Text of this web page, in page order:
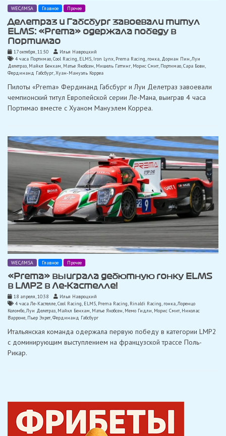
WEC/IMSA Главное Прочее
Делетраз и Габсбург завоевали титул
ELMS: «Prema» одержала победу в
Портимао
17 октября, 11:50
Илья Навроцкий
4 часа Портимао,Cool Racing, ELMS, Iron Lynx, Prema Racing, гонка, Дориан Пин,Луи
Делетраз, Майкл Бенхам, Матье Якобсен, Мишель Гаттинг, Морис Смит, Портимао,Сара Бови
Фердинанд Габсбург,Хуан-Мануэль Корреа
Пилоты «Prema» Фердинанд Габсбург и Луи Делетраз завоевали
чемпионский титул Европейской серии Ле-Мана, выиграв 4 часа
Портимао вместе с Хуаном Мануэлем Корреа.
WEC/IMSA Главное Прочее
«Prema» выиграла дебютную гонку ELMS
в LMP2 в Ле-Кастелле!
18 апреля, 10:38
Илья Навроцкий
4 часа Ле-Кастелле,Cool Racing, ELMS, Prema Racing, Rinaldi Racing, гонка,Лоренцо
Коломбо,Луи Делетраз, Майкл Бенхам, Матье Якобсен, Мемо Гидли, Морис Смит, Николас
Варроне, Пьер Эхрет,Фердинанд Габсбург
Итальянская команда одержала первую победу в категории LMP2
с доминирующим выступлением на французской трассе Поль-
Рикар.